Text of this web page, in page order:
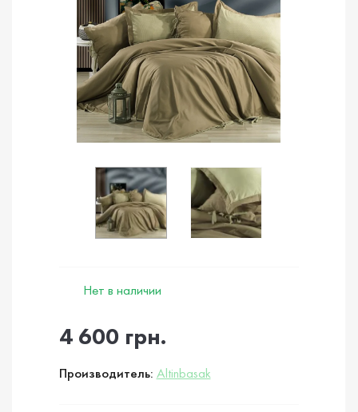
Нет в наличии
4 600 грн.
Производитель: Altinbasak